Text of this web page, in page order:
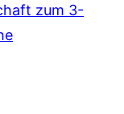
zum 3-